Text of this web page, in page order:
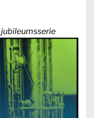
jubileumsserie